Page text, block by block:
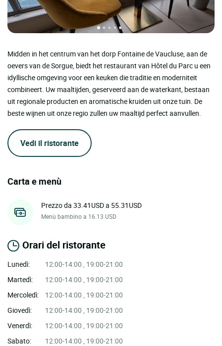
Midden in het centrum van het dorp Fontaine de Vaucluse, aan de
oevers van de Sorgue, biedt het restaurant van Hôtel du Parc u een
idyllische omgeving voor een keuken die traditie en moderniteit
combineert. Uw maaltijden, geserveerd aan de waterkant, bestaan ​​
uit regionale producten en aromatische kruiden uit onze tuin. De
beste wijnen uit onze regio zullen uw maaltijd perfect aanvullen.
Vedi il ristorante
Carta e menù
Prezzo da 33.41USD a 55.31USD
Menù bambino a 16.13 USD
Orari del ristorante
Lunedì:
12:00-14:00 , 19:00-21:00
Martedì:
12:00-14:00 , 19:00-21:00
Mercoledì:
12:00-14:00 , 19:00-21:00
Giovedì:
12:00-14:00 , 19:00-21:00
Venerdì:
12:00-14:00 , 19:00-21:00
Sabato:
12:00-14:00 , 19:00-21:00